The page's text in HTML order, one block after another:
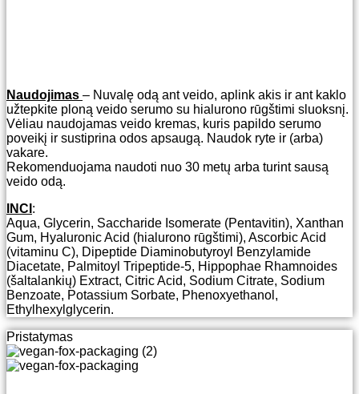
Naudojimas – Nuvalę odą ant veido, aplink akis ir ant kaklo
užtepkite ploną veido serumo su hialurono rūgštimi sluoksnį.
Vėliau naudojamas veido kremas, kuris papildo serumo
poveikį ir sustiprina odos apsaugą. Naudok ryte ir (arba)
vakare.
Rekomenduojama naudoti nuo 30 metų arba turint sausą
veido odą.
INCI :
Aqua, Glycerin, Saccharide Isomerate (Pentavitin), Xanthan
Gum, Hyaluronic Acid (hialurono rūgštimi), Ascorbic Acid
(vitaminu C), Dipeptide Diaminobutyroyl Benzylamide
Diacetate, Palmitoyl Tripeptide-5, Hippophae Rhamnoides
(šaltalankių) Extract, Citric Acid, Sodium Citrate, Sodium
Benzoate, Potassium Sorbate, Phenoxyethanol,
Ethylhexylglycerin.
Pristatymas